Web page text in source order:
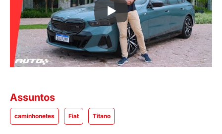
Assuntos
caminhonetes Fiat Titano